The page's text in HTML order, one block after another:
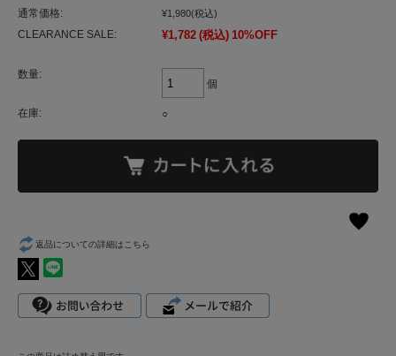
通常価格: ¥1,980(税込)
CLEARANCE SALE: ¥1,782 (税込) 10%OFF
数量:
個
在庫: ○
返品についての詳細はこちら